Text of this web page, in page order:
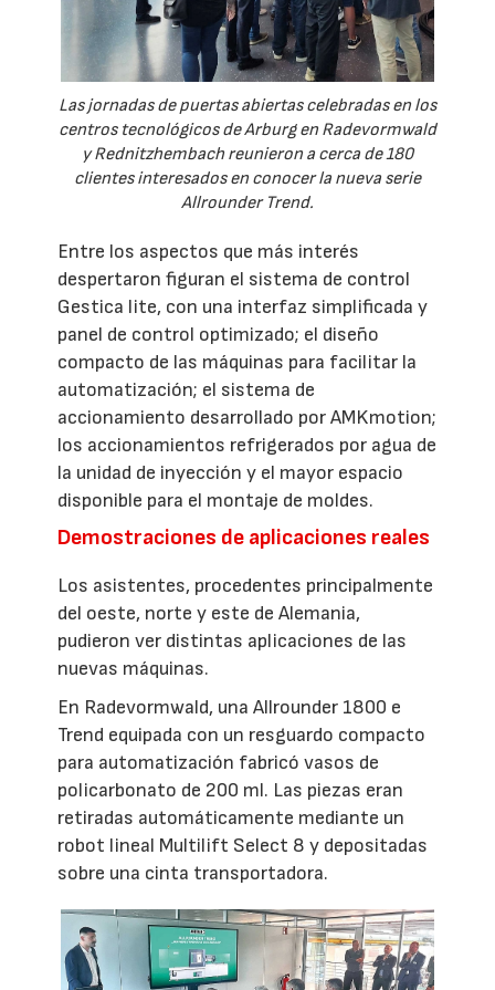
Las jornadas de puertas abiertas celebradas en los
centros tecnológicos de Arburg en Radevormwald
y Rednitzhembach reunieron a cerca de 180
clientes interesados en conocer la nueva serie
Allrounder Trend.
Entre los aspectos que más interés
despertaron figuran el sistema de control
Gestica lite, con una interfaz simplificada y
panel de control optimizado; el diseño
compacto de las máquinas para facilitar la
automatización; el sistema de
accionamiento desarrollado por AMKmotion;
los accionamientos refrigerados por agua de
la unidad de inyección y el mayor espacio
disponible para el montaje de moldes.
Demostraciones de aplicaciones reales
Los asistentes, procedentes principalmente
del oeste, norte y este de Alemania,
pudieron ver distintas aplicaciones de las
nuevas máquinas.
En Radevormwald, una Allrounder 1800 e
Trend equipada con un resguardo compacto
para automatización fabricó vasos de
policarbonato de 200 ml. Las piezas eran
retiradas automáticamente mediante un
robot lineal Multilift Select 8 y depositadas
sobre una cinta transportadora.